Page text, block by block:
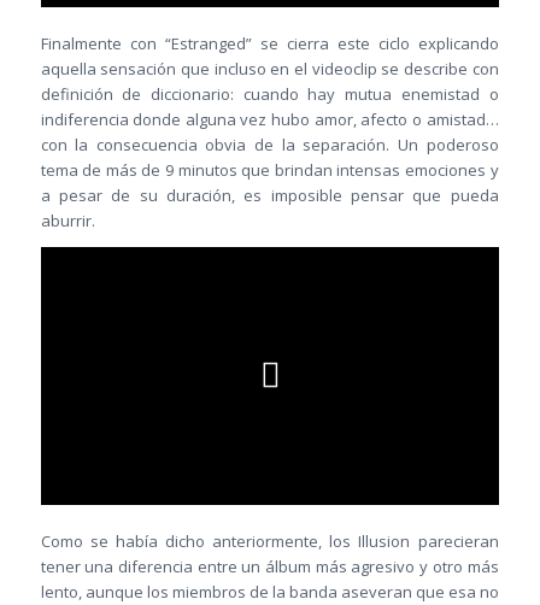
Finalmente con “Estranged” se cierra este ciclo explicando
aquella sensación que incluso en el videoclip se describe con
definición de diccionario: cuando hay mutua enemistad o
indiferencia donde alguna vez hubo amor, afecto o amistad…
con la consecuencia obvia de la separación. Un poderoso
tema de más de 9 minutos que brindan intensas emociones y
a pesar de su duración, es imposible pensar que pueda
aburrir.
Como se había dicho anteriormente, los Illusion parecieran
tener una diferencia entre un álbum más agresivo y otro más
lento, aunque los miembros de la banda aseveran que esa no